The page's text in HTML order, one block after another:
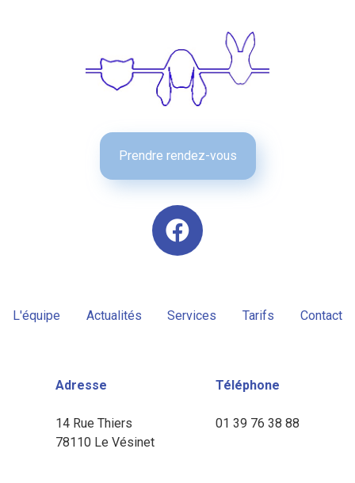
Prendre rendez-vous
L'équipe Actualités Services Tarifs Contact
Adresse
14 Rue Thiers
78110 Le Vésinet
Téléphone
01 39 76 38 88